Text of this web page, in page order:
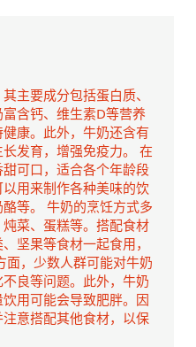
主要成分包括蛋白质、
含钙、维生素D等营养
康。此外，牛奶还含有
发育，增强免疫力。 在
可口，适合各个年龄段
用来制作各种美味的饮
等。 牛奶的烹饪方式多
菜、蛋糕等。搭配食材
坚果等食材一起食用，
面，少数人群可能对牛奶
良等问题。此外，牛奶
用可能会导致肥胖。因
意搭配其他食材，以保